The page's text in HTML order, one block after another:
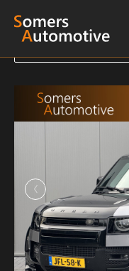
Terug naar overzicht